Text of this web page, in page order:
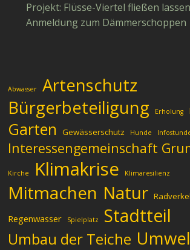
Projekt: Flüsse-Viertel fließen lassen
Anmeldung zum Dämmerschoppen
Abwasser Artenschutz
Bürgerbeteiligung Erholung
Garten Gewässerschutz Hunde
Interessengemeinschaft
Kirche Klimakrise Klimaresilienz
Mitmachen Natur
Regenwasser Spielplatz Stadtteil
Umbau der Teiche